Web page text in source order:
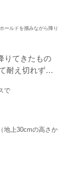
ールドを掴みながら降り
りてきたもの
耐え切れず…
で
地上30cmの高さか